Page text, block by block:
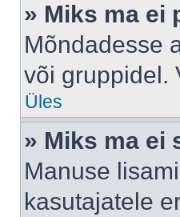
» Miks ma ei
Mõndadesse
või gruppidel.
Üles
» Miks ma ei
Manuse
kasutajatele